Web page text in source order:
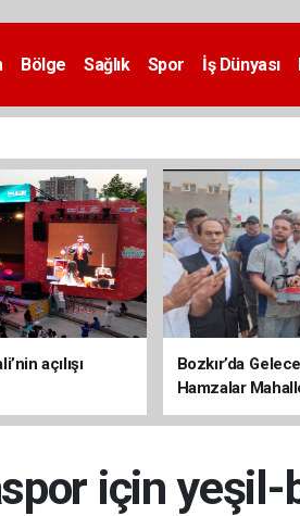
Bölge Sağlık Spor İş Dünyası
açılışı
Bozkır’da
Hamzalar
Kursu İnşaatı
için